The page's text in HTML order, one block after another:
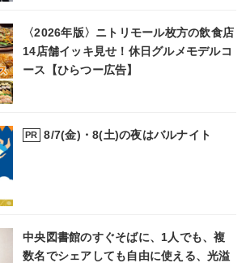
〈2026年版〉ニトリモール枚方の飲食店
14店舗イッキ見せ！休日グルメモデルコ
ース【ひらつー広告】
PR 8/7(金)・8(土)の夜はバルナイト
中央図書館のすぐそばに、1人でも、複
数名でシェアしても自由に使える、光溢